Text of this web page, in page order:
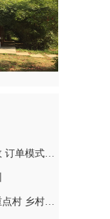
渡口乡过家村：豆角产业助农增收 订单模式铺就致富路
牌楼乡：两村跻身省级和美乡村重点村 乡村振兴迎来“加速跑”